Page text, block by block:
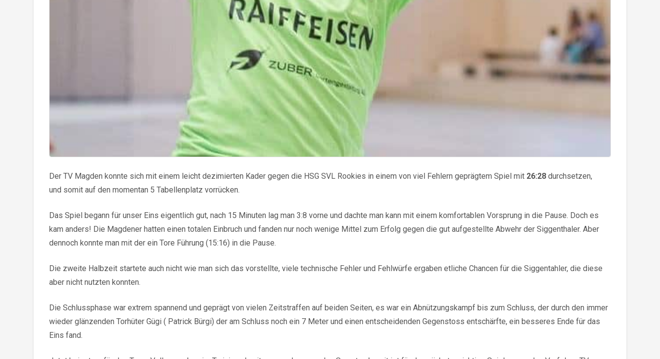
Der TV Magden konnte sich mit einem leicht dezimierten Kader gegen die HSG SVL Rookies in einem von viel Fehlern geprägtem Spiel mit 26:28 durchsetzen,
und somit auf den momentan 5 Tabellenplatz vorrücken.
Das Spiel begann für unser Eins eigentlich gut, nach 15 Minuten lag man 3:8 vorne und dachte man kann mit einem komfortablen Vorsprung in die Pause. Doch es
kam anders! Die Magdener hatten einen totalen Einbruch und fanden nur noch wenige Mittel zum Erfolg gegen die gut aufgestellte Abwehr der Siggenthaler. Aber
dennoch konnte man mit der ein Tore Führung (15:16) in die Pause.
Die zweite Halbzeit startete auch nicht wie man sich das vorstellte, viele technische Fehler und Fehlwürfe ergaben etliche Chancen für die Siggentahler, die diese
aber nicht nutzten konnten.
Die Schlussphase war extrem spannend und geprägt von vielen Zeitstraffen auf beiden Seiten, es war ein Abnützungskampf bis zum Schluss, der durch den immer
wieder glänzenden Torhüter Gügi ( Patrick Bürgi) der am Schluss noch ein 7 Meter und einen entscheidenden Gegenstoss entschärfte, ein besseres Ende für das
Eins fand.